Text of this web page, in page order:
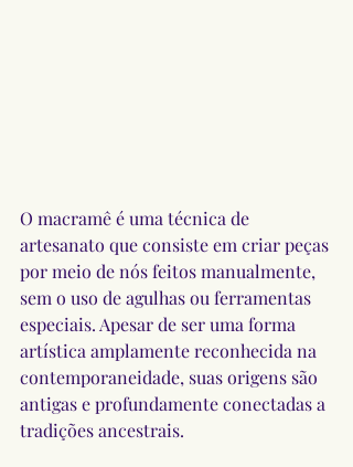
O macramê é uma técnica de
artesanato que consiste em criar peças
por meio de nós feitos manualmente,
sem o uso de agulhas ou ferramentas
especiais. Apesar de ser uma forma
artística amplamente reconhecida na
contemporaneidade, suas origens são
antigas e profundamente conectadas a
tradições ancestrais.